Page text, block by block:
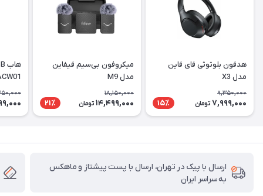
هدفون بلوتوثی فای فاین
مدل X3
9,350,000
7,999,000 تومان 15٪
میکروفون بی‌سیم فیفاین
مدل M9
18,150,000
14,499,000 تومان 21٪
ارسال با پیک در تهران، ارسال با پست پیشتاز و ماهکس
به سراسر ایران